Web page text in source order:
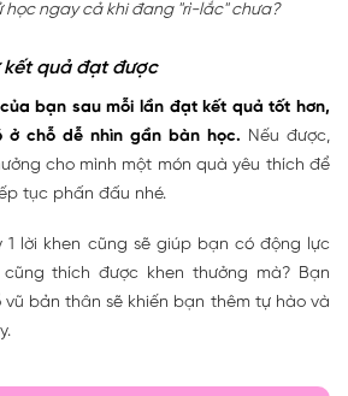
học ngay cả khi đang "rì-lắc" chưa?
quả đạt được
bạn sau mỗi lần đạt kết quả tốt hơn,
ở chỗ dễ nhìn gần bàn học. Nếu được,
cho mình một món quà yêu thích để
tục phấn đấu nhé.
1 lời khen cũng sẽ giúp bạn có động lực
thích được khen thưởng mà? Bạn
bản thân sẽ khiến bạn thêm tự hào và